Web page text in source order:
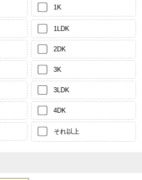
1K
1LDK
2DK
3K
3LDK
4DK
それ以上